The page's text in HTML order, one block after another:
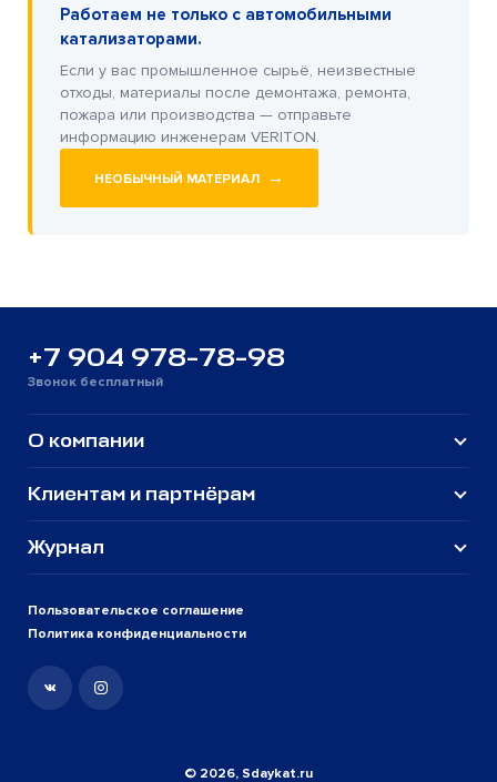
Работаем не только с автомобильными
катализаторами.
Если у вас промышленное сырьё, неизвестные
отходы, материалы после демонтажа, ремонта,
пожара или производства — отправьте
информацию инженерам VERITON.
НЕОБЫЧНЫЙ МАТЕРИАЛ →
+7 904 978-78-98
Звонок бесплатный
Пользовательское соглашение
Политика конфиденциальности
О компании
Клиентам и партнёрам
Журнал
© 2026, Sdaykat.ru